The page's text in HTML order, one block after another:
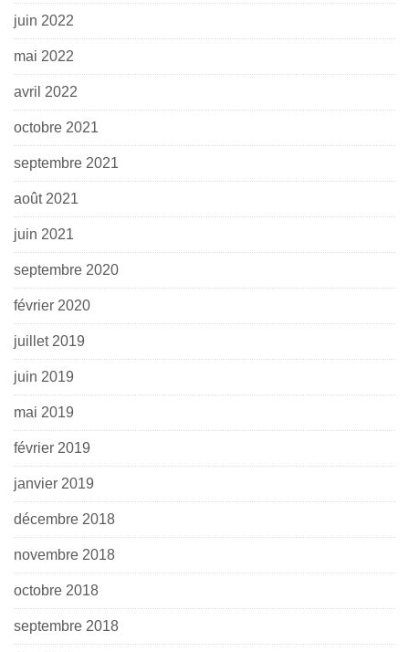
juin 2022
mai 2022
avril 2022
octobre 2021
septembre 2021
août 2021
juin 2021
septembre 2020
février 2020
juillet 2019
juin 2019
mai 2019
février 2019
janvier 2019
décembre 2018
novembre 2018
octobre 2018
septembre 2018